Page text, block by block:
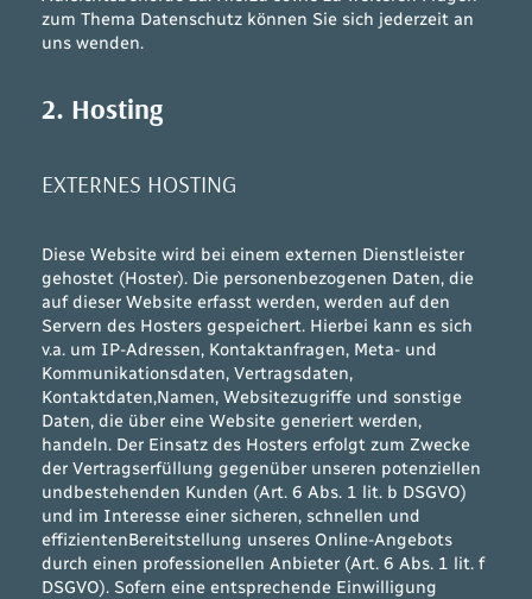
zum Thema Datenschutz können Sie sich jederzeit an
uns wenden.
2. Hosting
EXTERNES HOSTING
Diese Website wird bei einem externen Dienstleister
gehostet (Hoster). Die personenbezogenen Daten, die
auf dieser Website erfasst werden, werden auf den
Servern des Hosters gespeichert. Hierbei kann es sich
v.a. um IP-Adressen, Kontaktanfragen, Meta- und
Kommunikationsdaten, Vertragsdaten,
Kontaktdaten,Namen, Websitezugriffe und sonstige
Daten, die über eine Website generiert werden,
handeln. Der Einsatz des Hosters erfolgt zum Zwecke
der Vertragserfüllung gegenüber unseren potenziellen
undbestehenden Kunden (Art. 6 Abs. 1 lit. b DSGVO)
und im Interesse einer sicheren, schnellen und
effizientenBereitstellung unseres Online-Angebots
durch einen professionellen Anbieter (Art. 6 Abs. 1 lit. f
DSGVO). Sofern eine entsprechende Einwilligung